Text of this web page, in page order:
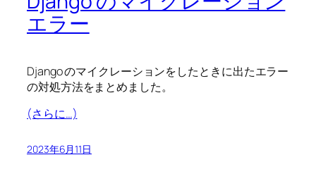
エラー
Django のマイクレーションをしたときに出たエラー
の対処方法をまとめました。
(さらに…)
2023年6月11日